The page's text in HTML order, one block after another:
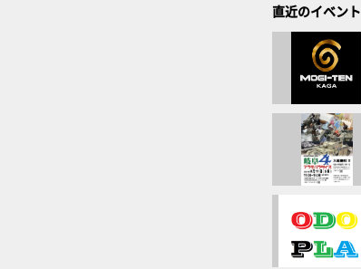
直近のイベント